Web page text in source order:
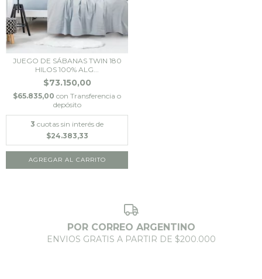
JUEGO DE SÁBANAS TWIN 180
HILOS 100% ALG...
$73.150,00
$65.835,00 con Transferencia o
depósito
3 cuotas sin interés de
$24.383,33
POR CORREO ARGENTINO
ENVIOS GRATIS A PARTIR DE $200.000